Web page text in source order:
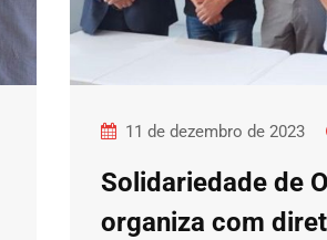
11 de dezembro de 2023
Solidariedade de
organiza com